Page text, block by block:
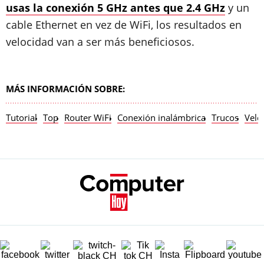
usas la conexión 5 GHz antes que 2.4 GHz y un
cable Ethernet en vez de WiFi, los resultados en
velocidad van a ser más beneficiosos.
MÁS INFORMACIÓN SOBRE:
Tutorial Top Router WiFi Conexión inalámbrica Trucos